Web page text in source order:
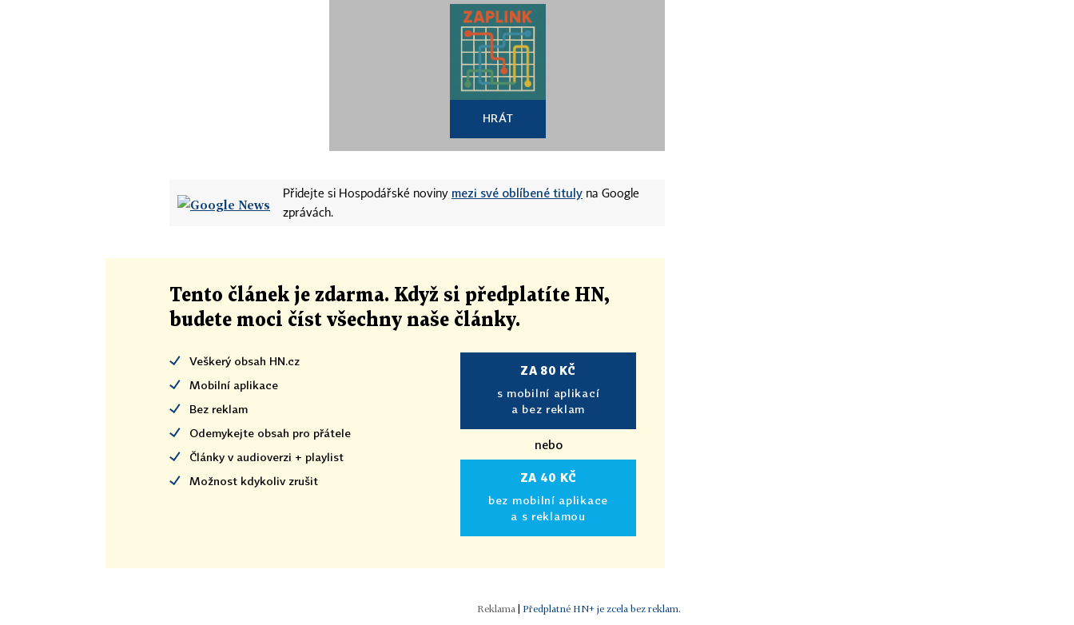
HRÁT
Přidejte si Hospodářské noviny mezi své oblíbené tituly na Google
zprávách.
Tento článek je zdarma. Když si předplatíte HN,
budete moci číst všechny naše články.
Veškerý obsah HN.cz
Mobilní aplikace
Bez reklam
Odemykejte obsah pro přátele
Články v audioverzi + playlist
Možnost kdykoliv zrušit
ZA 80 KČ
s mobilní aplikací
a bez reklam
nebo
ZA 40 KČ
bez mobilní aplikace
a s reklamou
Předplatné HN+ je zcela bez reklam.